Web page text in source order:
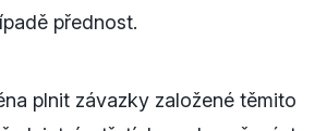
přednost.
plnit závazky založené těmito